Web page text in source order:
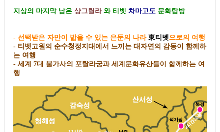
지상의 마지막 남은 샹그릴라 와 티벳 차마고도 문화탐방
- 선택받은 자만이 밟을 수 있는 은둔의 나라 東티벳으로의 여행
- 티벳고원의 순수청정지대에서 느끼는 대자연의 감동이 함께하
는 여행
- 세계 7대 불가사의 포탈라궁과 세계문화유산들이 함께하는 여
행